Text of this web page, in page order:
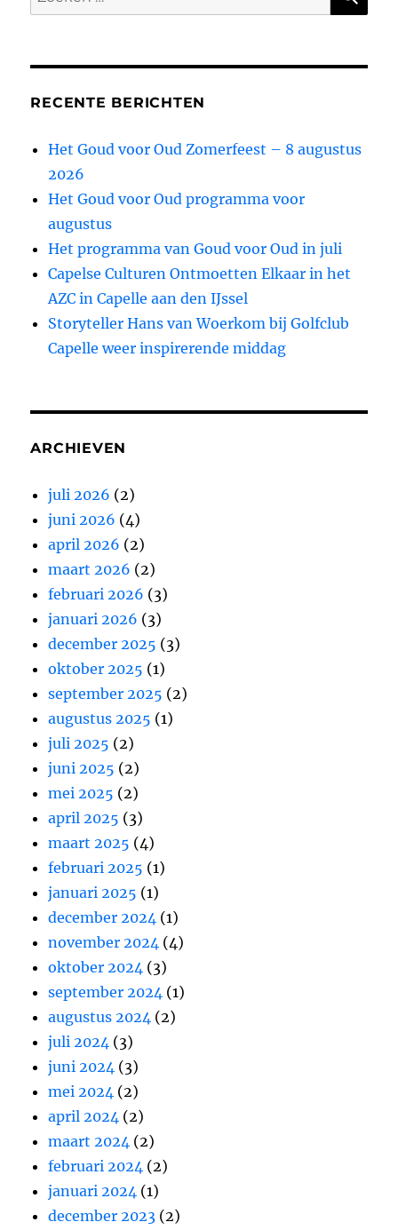
naar:
RECENTE BERICHTEN
Het Goud voor Oud Zomerfeest – 8 augustus
2026
Het Goud voor Oud programma voor
augustus
Het programma van Goud voor Oud in juli
Capelse Culturen Ontmoetten Elkaar in het
AZC in Capelle aan den IJssel
Storyteller Hans van Woerkom bij Golfclub
Capelle weer inspirerende middag
ARCHIEVEN
juli 2026 (2)
juni 2026 (4)
april 2026 (2)
maart 2026 (2)
februari 2026 (3)
januari 2026 (3)
december 2025 (3)
oktober 2025 (1)
september 2025 (2)
augustus 2025 (1)
juli 2025 (2)
juni 2025 (2)
mei 2025 (2)
april 2025 (3)
maart 2025 (4)
februari 2025 (1)
januari 2025 (1)
december 2024 (1)
november 2024 (4)
oktober 2024 (3)
september 2024 (1)
augustus 2024 (2)
juli 2024 (3)
juni 2024 (3)
mei 2024 (2)
april 2024 (2)
maart 2024 (2)
februari 2024 (2)
januari 2024 (1)
december 2023 (2)